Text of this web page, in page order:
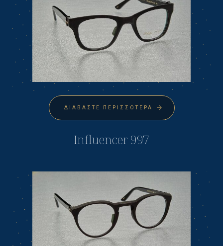
ΔΙΑΒΆΣΤΕ ΠΕΡΙΣΣΌΤΕΡΑ
Influencer 997